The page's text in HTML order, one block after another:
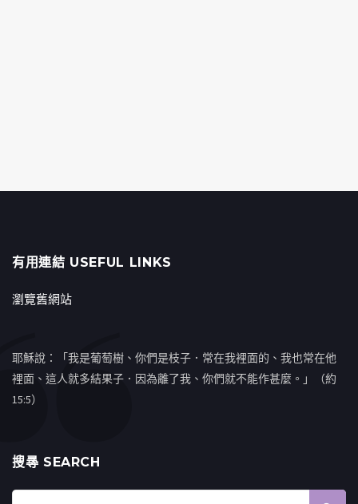
有用連結 USEFUL LINKS
瀏覽舊網站
耶穌說：「我是葡萄樹、你們是枝子．常在我裡面的、我也常在他
裡面、這人就多結果子．因為離了我、你們就不能作甚麼。」（約
15:5）
搜㝷 SEARCH